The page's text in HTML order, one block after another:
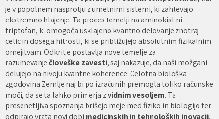
je v popolnem nasprotju z umetnimi sistemi, ki zahtevajo
ekstremno hlajenje. Ta proces temelji na aminokislini
triptofan, ki omogoča usklajeno kvantno delovanje znotraj
celic in dosega hitrosti, ki se približujejo absolutnim fizikalnim
omejitvam. Odkritje postavlja nove temelje za
razumevanječloveške zavesti, saj nakazuje, da naši možgani
delujejo na nivoju kvantne koherence. Celotna biološka
zgodovina Zemlje naj bi po izračunih premogla toliko računske
moči, da se ta lahko primerja zvidnim vesoljem. Ta
presenetljiva spoznanja brišejo meje med fiziko in biologijo ter
odpirajo vrata novi dobi medicinskih in tehnoloških inovacij.